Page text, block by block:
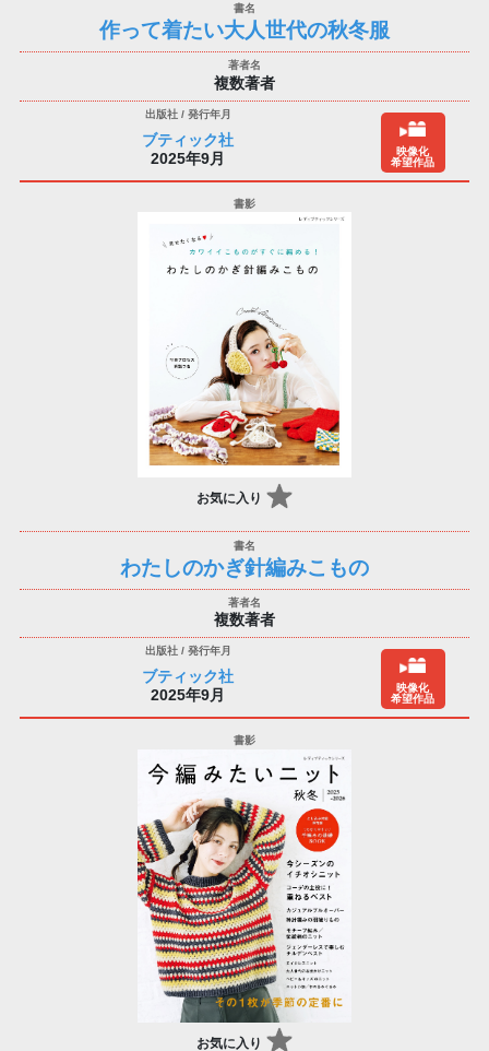
作って着たい大人世代の秋冬服
複数著者
ブティック社
2025年9月
映像化
希望作品
お気に入り
わたしのかぎ針編みこもの
複数著者
ブティック社
2025年9月
映像化
希望作品
お気に入り